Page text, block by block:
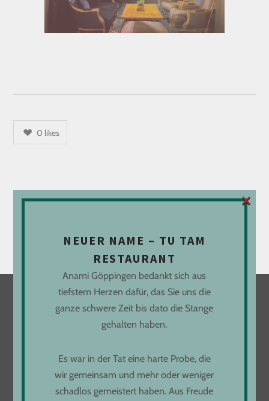
0 likes
Es gibt1Kommentar ADD YOURS
LOCATION
NEUER NAME – TU TAM
RESTAURANT
Anami Göppingen bedankt sich aus
tiefstem Herzen dafür, das Sie uns die
ganze schwere Zeit bis dato die Stange
gehalten haben.
Es war in der Tat eine harte Probe, die
wir gemeinsam und mehr oder weniger
schadlos gemeistert haben. Aus Freude
×